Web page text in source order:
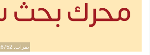
نقرات: 616752 / مشاهدات: 344632873